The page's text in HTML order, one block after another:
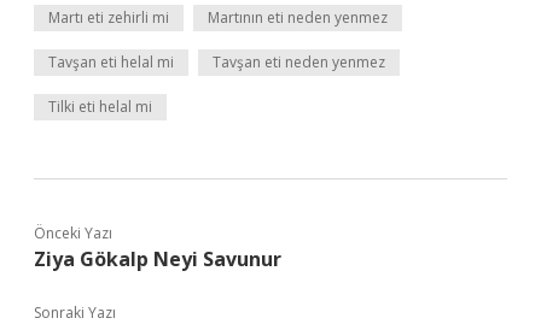
Martı eti zehirli mi Martının eti neden yenmez
Tavşan eti helal mi Tavşan eti neden yenmez
Tilki eti helal mi
Önceki Yazı
Ziya Gökalp Neyi Savunur
Sonraki Yazı